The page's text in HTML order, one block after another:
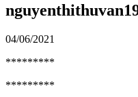
04/06/2021
*********
*********